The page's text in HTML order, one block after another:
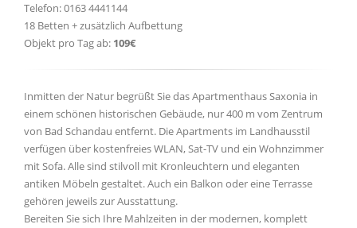
Telefon: 0163 4441144
18 Betten + zusätzlich Aufbettung
Objekt pro Tag ab: 109€
Inmitten der Natur begrüßt Sie das Apartmenthaus Saxonia in
einem schönen historischen Gebäude, nur 400 m vom Zentrum
von Bad Schandau entfernt. Die Apartments im Landhausstil
verfügen über kostenfreies WLAN, Sat-TV und ein Wohnzimmer
mit Sofa. Alle sind stilvoll mit Kronleuchtern und eleganten
antiken Möbeln gestaltet. Auch ein Balkon oder eine Terrasse
gehören jeweils zur Ausstattung.
Bereiten Sie sich Ihre Mahlzeiten in der modernen, komplett